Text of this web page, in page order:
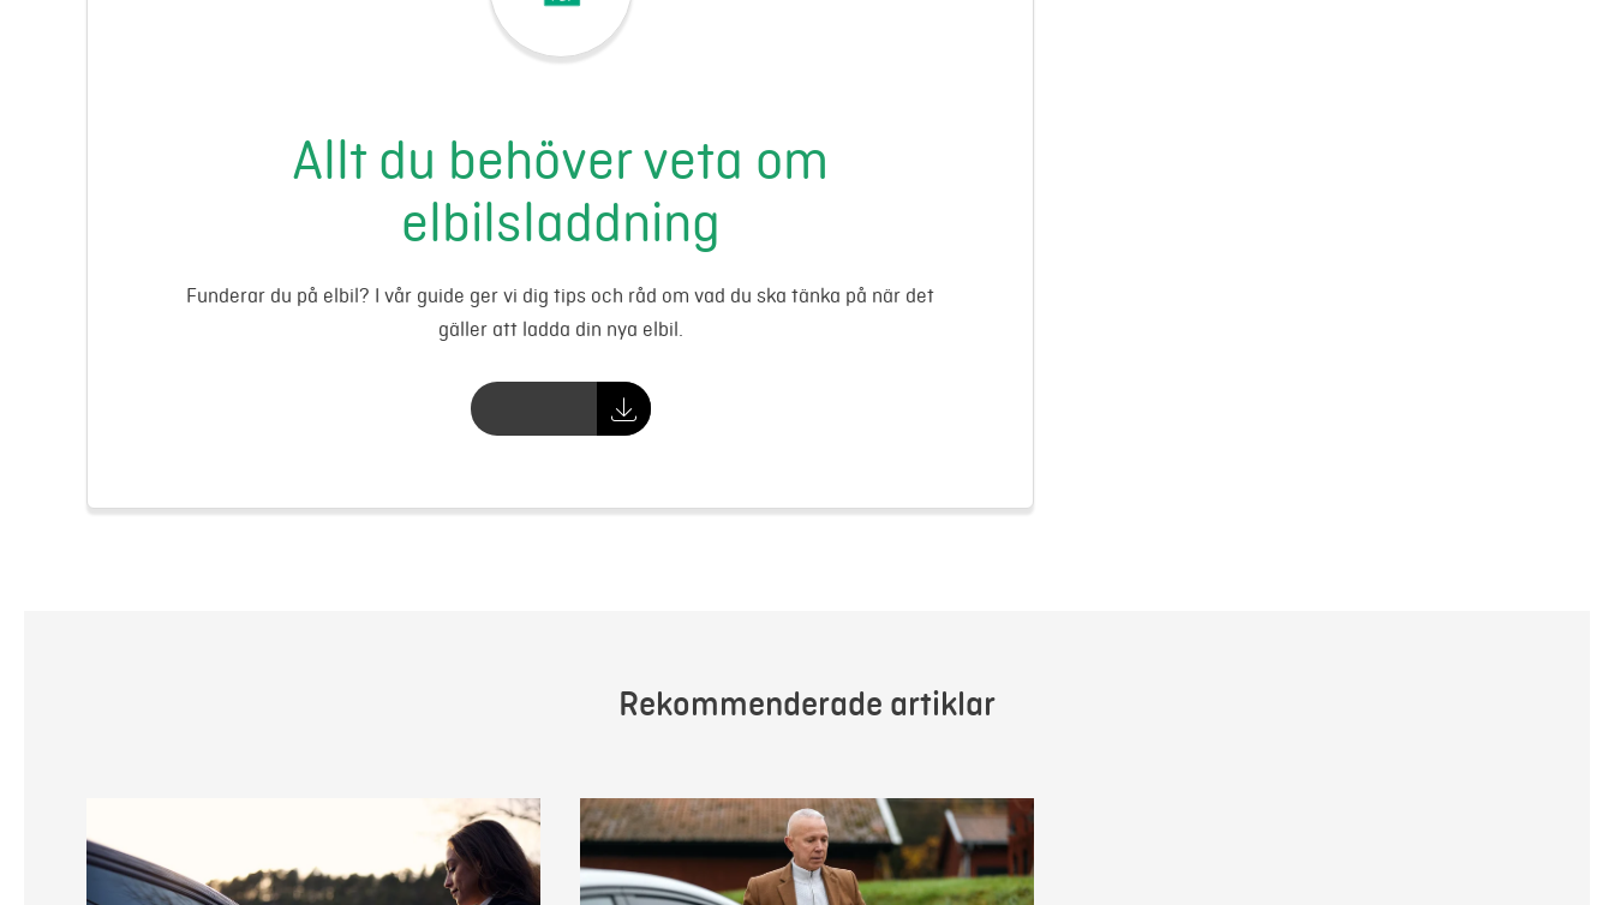
Allt du behöver veta om
elbilsladdning
Funderar du på elbil? I vår guide ger vi dig tips och råd om vad du ska tänka på när det
gäller att ladda din nya elbil.
Rekommenderade artiklar